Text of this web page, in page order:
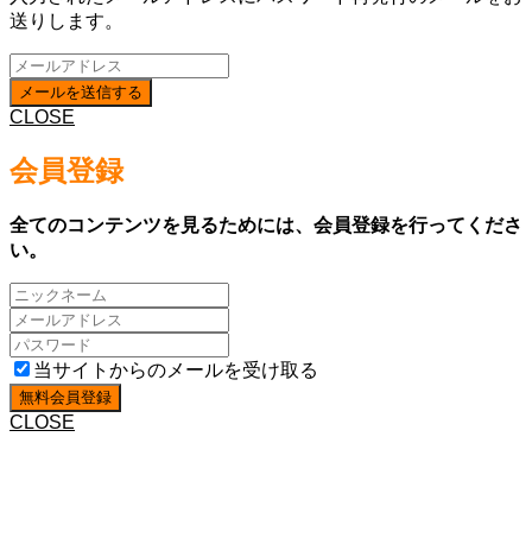
送りします。
CLOSE
会員登録
全てのコンテンツを見るためには、会員登録を行ってくださ
い。
当サイトからのメールを受け取る
CLOSE